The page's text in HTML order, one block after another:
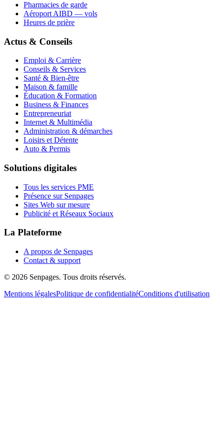
Pharmacies de garde
Aéroport AIBD — vols
Heures de prière
Actus & Conseils
Emploi & Carrière
Conseils & Services
Santé & Bien-être
Maison & famille
Éducation & Formation
Business & Finances
Entrepreneuriat
Internet & Multimédia
Administration & démarches
Loisirs et Détente
Auto & Permis
Solutions digitales
Tous les services PME
Présence sur Senpages
Sites Web sur mesure
Publicité et Réseaux Sociaux
La Plateforme
A propos de Senpages
Contact & support
© 2026 Senpages. Tous droits réservés.
Mentions légalesPolitique de confidentialitéConditions d'utilisation